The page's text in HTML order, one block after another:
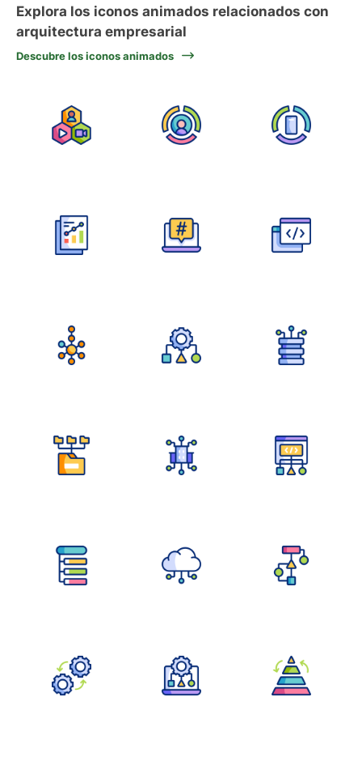
Explora los iconos animados relacionados con
arquitectura empresarial
Descubre los iconos animados